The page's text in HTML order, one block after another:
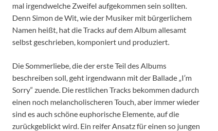
mal irgendwelche Zweifel aufgekommen sein sollten.
Denn Simon de Wit, wie der Musiker mit bürgerlichem
Namen heißt, hat die Tracks auf dem Album allesamt
selbst geschrieben, komponiert und produziert.
Die Sommerliebe, die der erste Teil des Albums
beschreiben soll, geht irgendwann mit der Ballade „I’m
Sorry“ zuende. Die restlichen Tracks bekommen dadurch
einen noch melancholischeren Touch, aber immer wieder
sind es auch schöne euphorische Elemente, auf die
zurückgeblickt wird. Ein reifer Ansatz für einen so jungen